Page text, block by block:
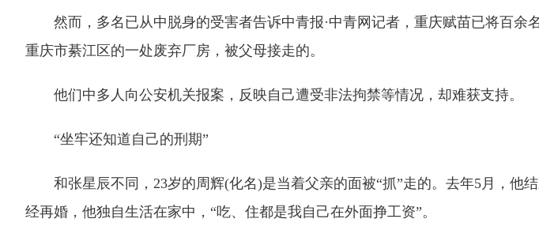
然而，多名已从中脱身的受害者告诉中青报·中青网记者，重庆赋苗已将百余
重庆市綦江区的一处废弃厂房，被父母接走的。
他们中多人向公安机关报案，反映自己遭受非法拘禁等情况，却难获支持。
“坐牢还知道自己的刑期”
和张星辰不同，23岁的周辉(化名)是当着父亲的面被“抓”走的。去年5月，他
经再婚，他独自生活在家中，“吃、住都是我自己在外面挣工资”。